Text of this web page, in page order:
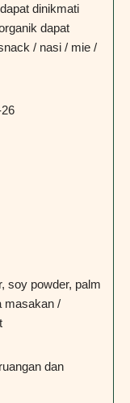
dinikmati
dapat
/ nasi / mie /
soy powder, palm
masakan /
dan